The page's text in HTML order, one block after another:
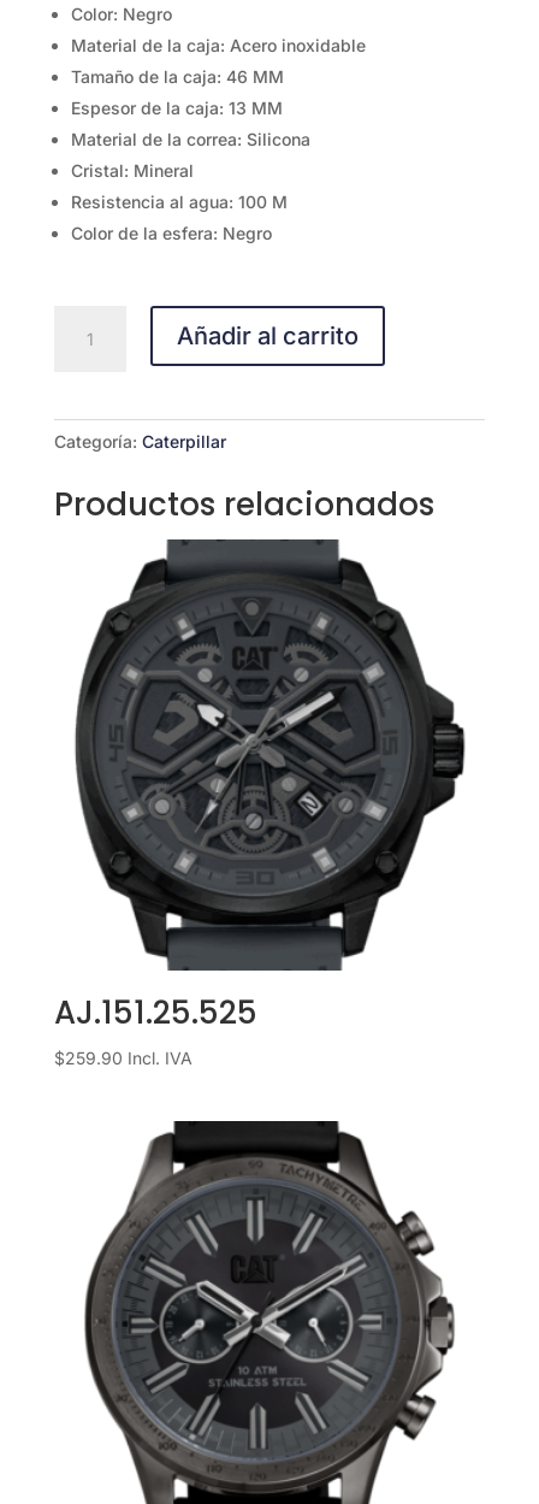
Color: Negro
Material de la caja: Acero inoxidable
Tamaño de la caja: 46 MM
Espesor de la caja: 13 MM
Material de la correa: Silicona
Cristal: Mineral
Resistencia al agua: 100 M
Color de la esfera: Negro
cantidad
Añadir al carrito
Categoría: Caterpillar
Productos relacionados
AJ.151.25.525
$259.90 Incl. IVA